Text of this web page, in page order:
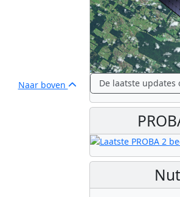
Naar boven De laatste updates